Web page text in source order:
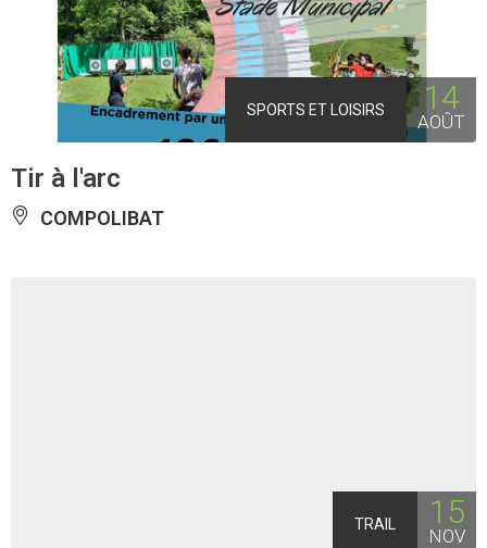
SPORTS ET LOISIRS 14
AOÛT
Tir à l'arc
COMPOLIBAT
TRAIL 15
NOV